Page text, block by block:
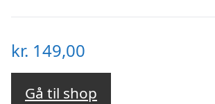
kr. 149,00
Gå til shop